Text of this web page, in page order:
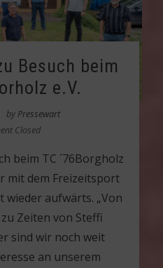
Besuch beim
e.V.
by Pressewart
Closed
beim TC ´76Borgholz
mit dem Freizeitsport
wieder aufwärts. „Von
Zeiten von Steffi
sind wir noch weit
an unserem